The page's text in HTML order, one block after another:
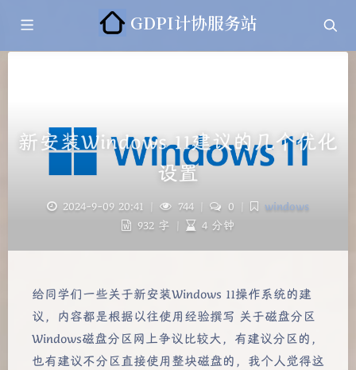
GDPI计协服务站
新安装Windows 11建议的几个优化
设置
2024-9-09 20:41 744 0
windows
932 字
4 分钟
给同学们一些关于新安装Windows 11操作系统的建
议，内容都是根据以往使用经验撰写 关于磁盘分区
Windows磁盘分区网上争议比较大，有建议分区的，
也有建议不分区直接使用整块磁盘的，我个人觉得这